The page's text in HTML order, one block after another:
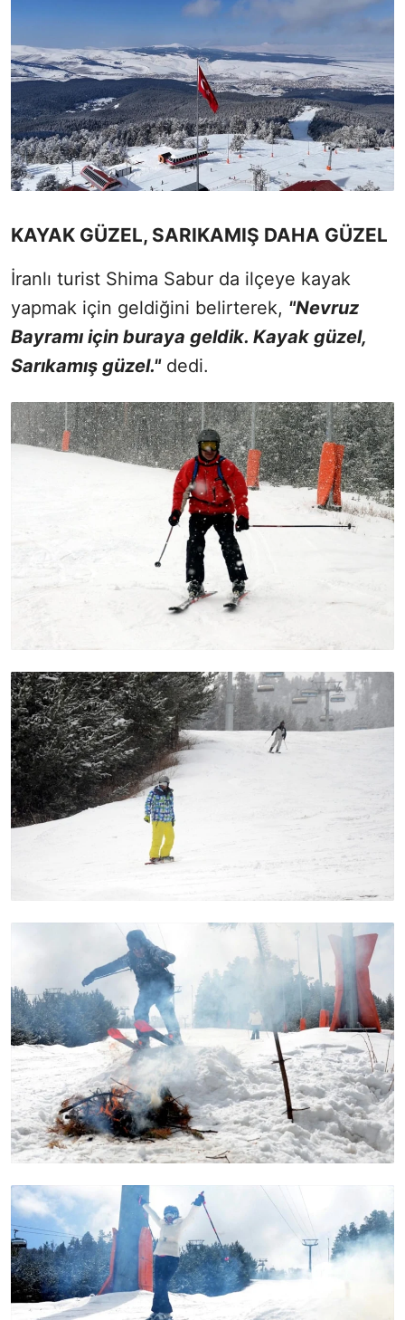
KAYAK GÜZEL, SARIKAMIŞ DAHA GÜZEL
İranlı turist Shima Sabur da ilçeye kayak
yapmak için geldiğini belirterek, "Nevruz
Bayramı için buraya geldik. Kayak güzel,
Sarıkamış güzel."dedi.